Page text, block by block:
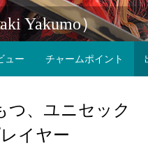
Yakumo）
ュー チャームポイント
つ、ユニセック
イヤー